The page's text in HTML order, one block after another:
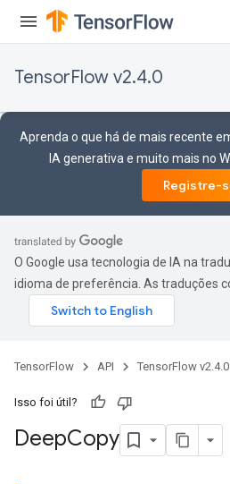
TensorFlow v2.4.0
Aprenda o que há de mais recente
IA generativa e muito mais no
Registre-
O Google usa tecnologia de IA na
idioma de preferência. As traduções
TensorFlow API TensorFlow v2.4.0
Isso foi útil?
DeepCopy